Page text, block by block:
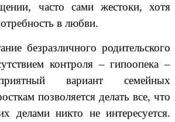
часто сами жестоки, хотя
в любви.
родительского
контроля – гипоопека –
вариант семейных
позволяется делать все, что
делами никто не интересуется.